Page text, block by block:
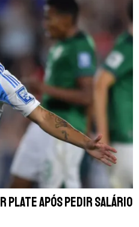
Plate após pedir salário